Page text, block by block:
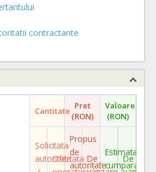
contractante
Cantitate Pret
(RON)
Valoare
(RON)
Solicitata
autoritate
Ofertata
Propus
de
autoritate
De
Estimata
cumparare
De